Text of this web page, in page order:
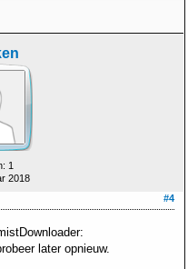
1
2018
#4
later opnieuw.